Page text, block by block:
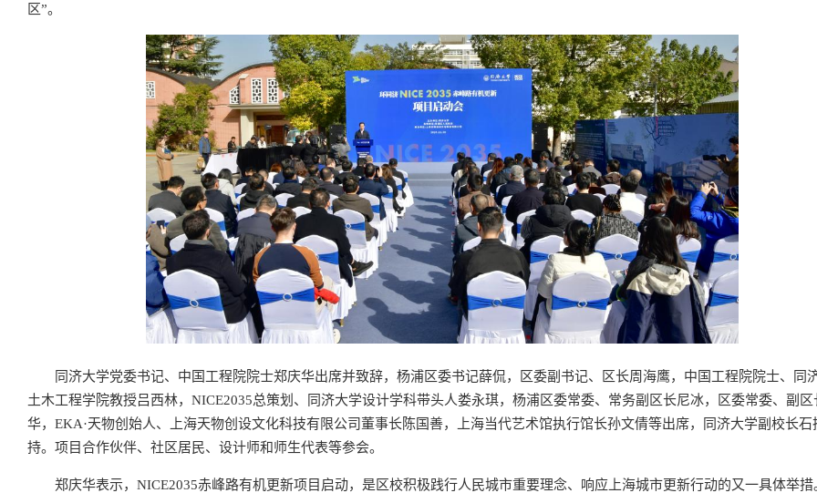
区”。
同济大学党委书记、中国工程院院士郑庆华出席并致辞，杨浦区委书记薛侃，区委副书记、区长周海鹰，中国工程院院士、同
土木工程学院教授吕西林，NICE2035总策划、同济大学设计学科带头人娄永琪，杨浦区委常委、常务副区长尼冰，区委常委、副区
华，EKA·天物创始人、上海天物创设文化科技有限公司董事长陈国善，上海当代艺术馆执行馆长孙文倩等出席，同济大学副校长石
持。项目合作伙伴、社区居民、设计师和师生代表等参会。
郑庆华表示，NICE2035赤峰路有机更新项目启动，是区校积极践行人民城市重要理念、响应上海城市更新行动的又一具体举措